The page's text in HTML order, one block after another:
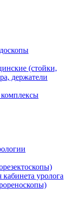
(стойки,
держатели
уролога